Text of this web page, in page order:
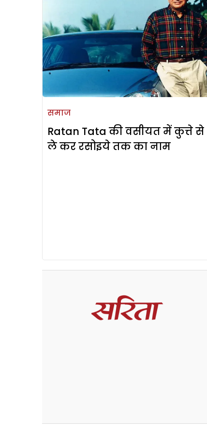
समाज
Ratan Tata की वसीयत में कुत्ते से
ले कर रसोइये तक का नाम